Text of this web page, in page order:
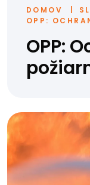
DOMOV
OPP:
OPP: